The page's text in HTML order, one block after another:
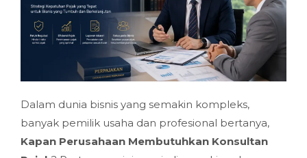
Dalam dunia bisnis yang semakin kompleks,
banyak pemilik usaha dan profesional bertanya,
Kapan Perusahaan Membutuhkan Konsultan